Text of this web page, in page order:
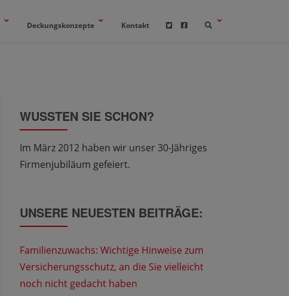
Deckungskonzepte Kontakt
WUSSTEN SIE SCHON?
Im März 2012 haben wir unser 30-Jähriges
Firmenjubiläum gefeiert.
UNSERE NEUESTEN BEITRÄGE:
Familienzuwachs: Wichtige Hinweise zum
Versicherungsschutz, an die Sie vielleicht
noch nicht gedacht haben